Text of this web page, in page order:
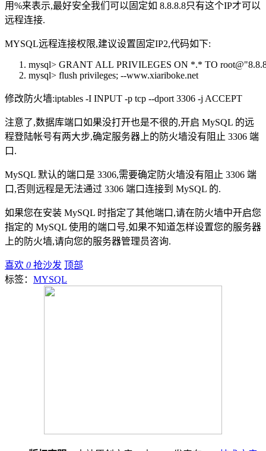
用%来表示,最好安全我们可以固定如 8.8.8.8只有这个IP才可以
远程连接.
MYSQL远程连接权限,建议设置固定IP2,代码如下:
mysql> GRANT ALL PRIVILEGES ON *.* TO root@
mysql> flush privileges; --www.xiariboke.net
修改防火墙:iptables -I INPUT -p tcp --dport 3306 -j ACCEPT
注意了,数据库端口如果没打开也是不很的,开启 MySQL 的远
程登陆帐号有两大步,确定服务器上的防火墙没有阻止 3306 端
口.
MySQL 默认的端口是 3306,需要确定防火墙没有阻止 3306 端
口,否则远程是无法通过 3306 端口连接到 MySQL 的.
如果您在安装 MySQL 时指定了其他端口,请在防火墙中开启您
指定的 MySQL 使用的端口号,如果不知道怎样设置您的服务器
上的防火墙,请向您的服务器管理员咨询.
喜欢 0 抢沙发 顶部
标签： MYSQL